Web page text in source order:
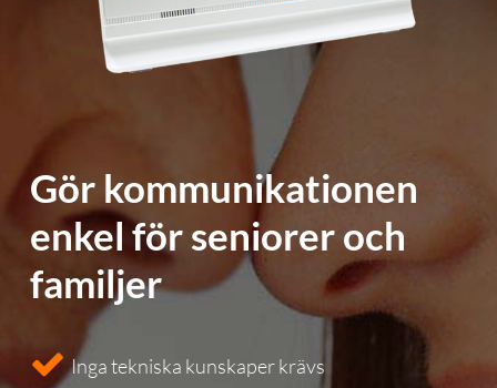
Gör kommunikationen
enkel för seniorer och
familjer
Inga tekniska kunskaper krävs